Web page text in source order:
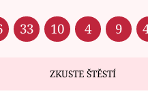
33 10 4 9
ZKUSTE ŠTĚSTÍ